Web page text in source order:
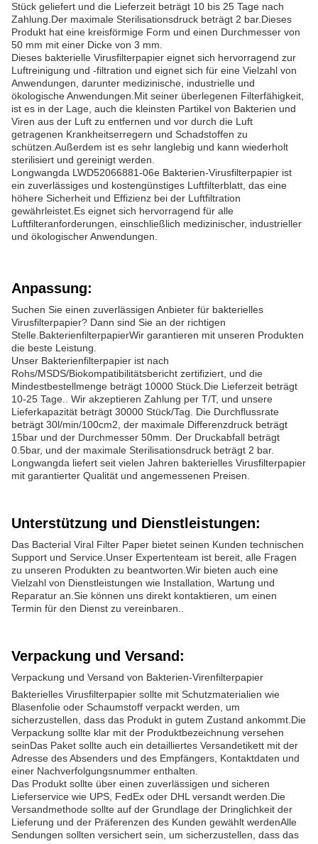
Stück geliefert und die Lieferzeit beträgt 10 bis 25 Tage nach
Zahlung.Der maximale Sterilisationsdruck beträgt 2 bar.Dieses
Produkt hat eine kreisförmige Form und einen Durchmesser von
50 mm mit einer Dicke von 3 mm.
Dieses bakterielle Virusfilterpapier eignet sich hervorragend zur
Luftreinigung und -filtration und eignet sich für eine Vielzahl von
Anwendungen, darunter medizinische, industrielle und
ökologische Anwendungen.Mit seiner überlegenen Filterfähigkeit,
ist es in der Lage, auch die kleinsten Partikel von Bakterien und
Viren aus der Luft zu entfernen und vor durch die Luft
getragenen Krankheitserregern und Schadstoffen zu
schützen.Außerdem ist es sehr langlebig und kann wiederholt
sterilisiert und gereinigt werden.
Longwangda LWD52066881-06e Bakterien-Virusfilterpapier ist
ein zuverlässiges und kostengünstiges Luftfilterblatt, das eine
höhere Sicherheit und Effizienz bei der Luftfiltration
gewährleistet.Es eignet sich hervorragend für alle
Luftfilteranforderungen, einschließlich medizinischer, industrieller
und ökologischer Anwendungen.
Anpassung:
Suchen Sie einen zuverlässigen Anbieter für bakterielles
Virusfilterpapier? Dann sind Sie an der richtigen
Stelle.BakterienfilterpapierWir garantieren mit unseren Produkten
die beste Leistung.
Unser Bakterienfilterpapier ist nach
Rohs/MSDS/Biokompatibilitätsbericht zertifiziert, und die
Mindestbestellmenge beträgt 10000 Stück.Die Lieferzeit beträgt
10-25 Tage.. Wir akzeptieren Zahlung per T/T, und unsere
Lieferkapazität beträgt 30000 Stück/Tag. Die Durchflussrate
beträgt 30l/min/100cm2, der maximale Differenzdruck beträgt
15bar und der Durchmesser 50mm. Der Druckabfall beträgt
0.5bar, und der maximale Sterilisationsdruck beträgt 2 bar.
Longwangda liefert seit vielen Jahren bakterielles Virusfilterpapier
mit garantierter Qualität und angemessenen Preisen.
Unterstützung und Dienstleistungen:
Das Bacterial Viral Filter Paper bietet seinen Kunden technischen
Support und Service.Unser Expertenteam ist bereit, alle Fragen
zu unseren Produkten zu beantworten.Wir bieten auch eine
Vielzahl von Dienstleistungen wie Installation, Wartung und
Reparatur an.Sie können uns direkt kontaktieren, um einen
Termin für den Dienst zu vereinbaren..
Verpackung und Versand:
Verpackung und Versand von Bakterien-Virenfilterpapier
Bakterielles Virusfilterpapier sollte mit Schutzmaterialien wie
Blasenfolie oder Schaumstoff verpackt werden, um
sicherzustellen, dass das Produkt in gutem Zustand ankommt.Die
Verpackung sollte klar mit der Produktbezeichnung versehen
seinDas Paket sollte auch ein detailliertes Versandetikett mit der
Adresse des Absenders und des Empfängers, Kontaktdaten und
einer Nachverfolgungsnummer enthalten.
Das Produkt sollte über einen zuverlässigen und sicheren
Lieferservice wie UPS, FedEx oder DHL versandt werden.Die
Versandmethode sollte auf der Grundlage der Dringlichkeit der
Lieferung und der Präferenzen des Kunden gewählt werdenAlle
Sendungen sollten versichert sein, um sicherzustellen, dass das